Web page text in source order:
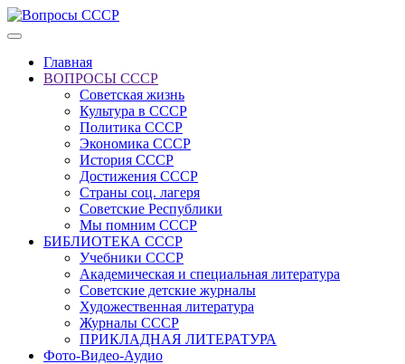
Главная
ВОПРОСЫ СССР
Советская жизнь
Культура в СССР
Политика СССР
Экономика СССР
История СССР
Достижения СССР
Страны соц. лагеря
Советские Республики
Мы помним СССР
БИБЛИОТЕКА СССР
Учебники СССР
Академическая и специальная литература
Советские детские журналы
Художественная литература
Журналы СССР
ПРИКЛАДНАЯ ЛИТЕРАТУРА
Фото-Видео-Аудио